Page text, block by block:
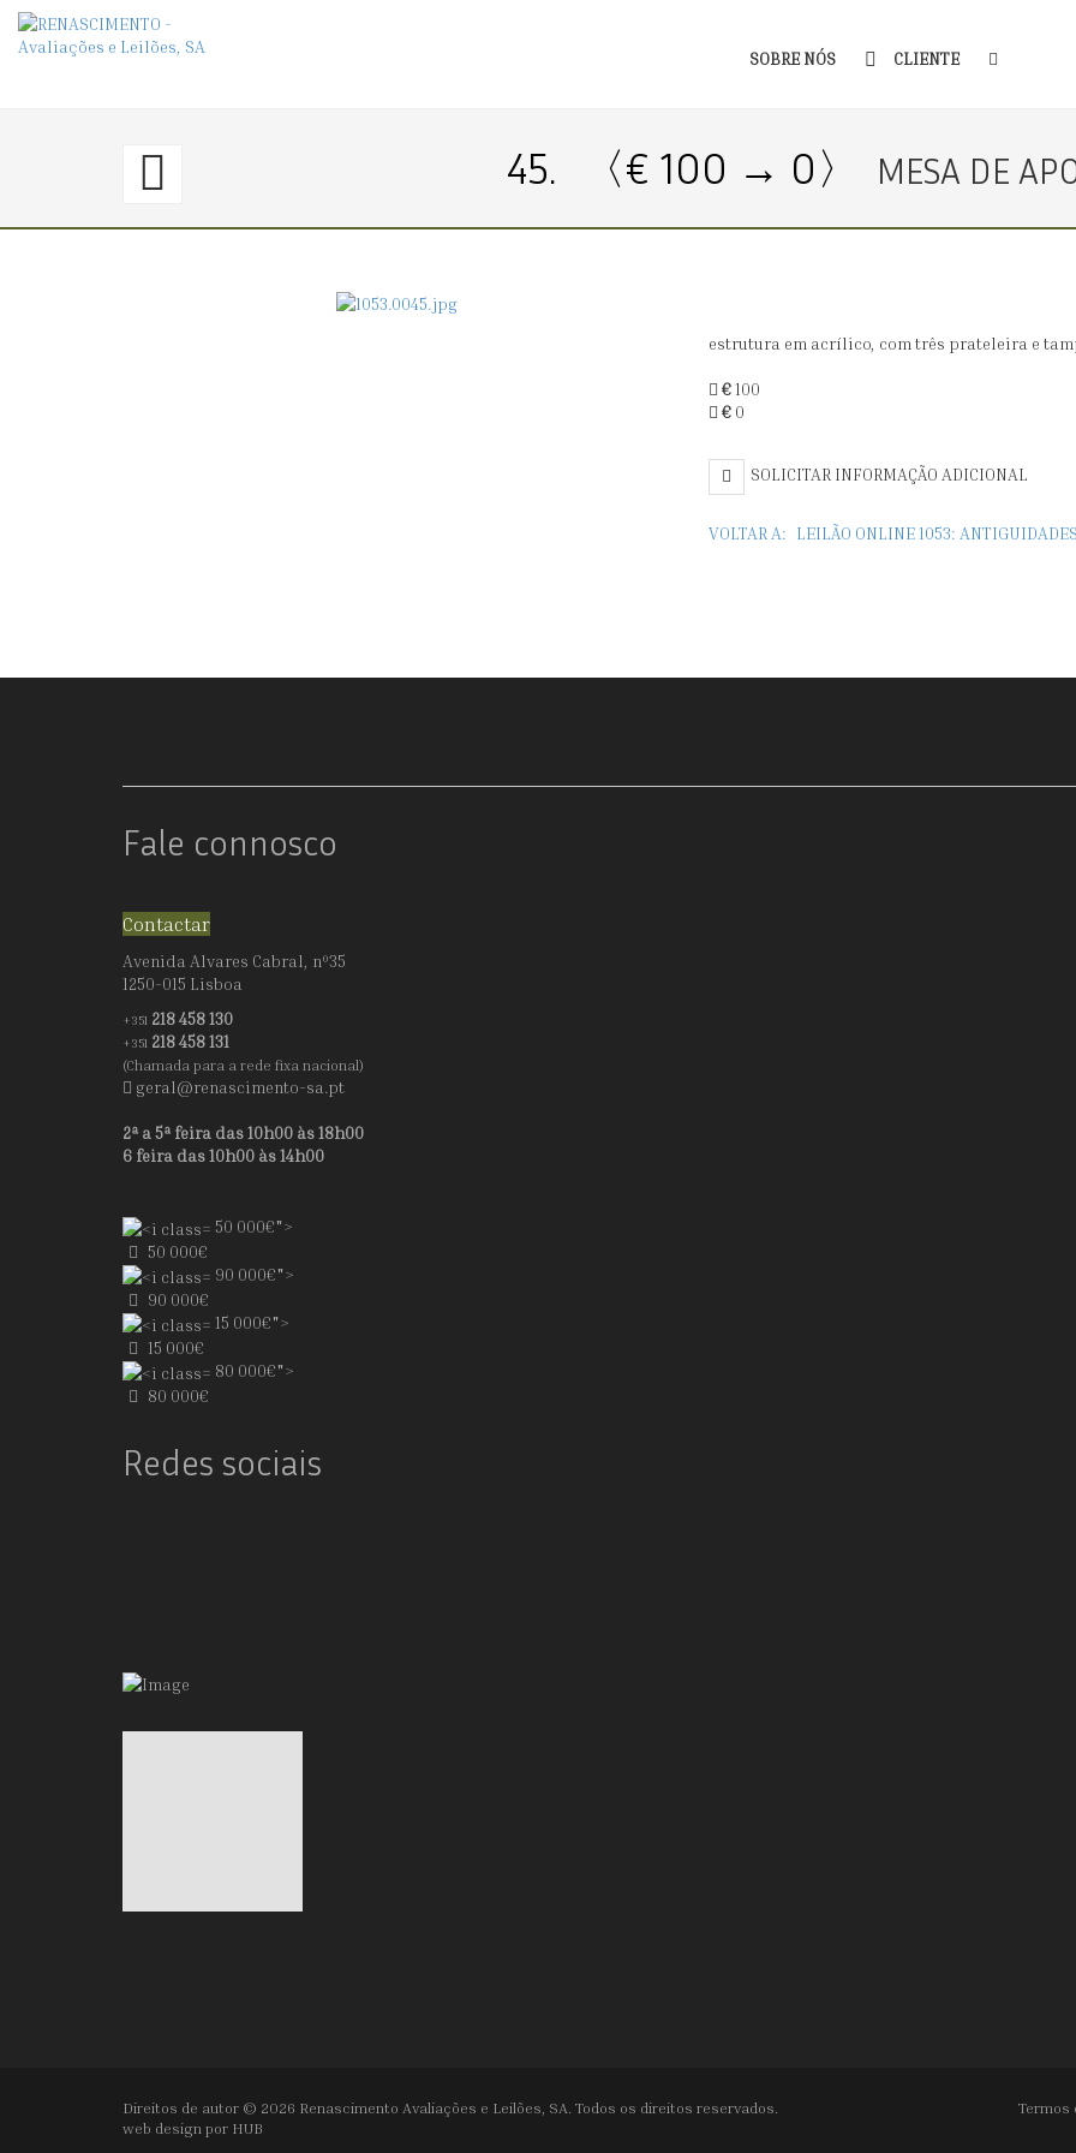
SOBRE NÓS CLIENTE
45. 〈€ 100 → 0〉 MESA DE
〈€
estrutura em acrílico, com três prateleira e
€100
€0
SOLICITAR INFORMAÇÃO ADICIONAL
VOLTAR A: LEILÃO ONLINE 1053:
Fale connosco
Contactar
Avenida Alvares Cabral, nº35
1250-015 Lisboa
+351 218 458 130
+351 218 458 131
(Chamada para a rede fixa nacional)
geral@renascimento-sa.pt
2ª a 5ª feira das 10h00 às 18h00
6 feira das 10h00 às 14h00
50 000€">
50 000€
90 000€">
90 000€
15 000€">
15 000€
80 000€">
80 000€
Redes sociais
Direitos de autor © 2026 Renascimento Avaliações e Leilões, SA. Todos os direitos reservados.
web design por HUB
Termos